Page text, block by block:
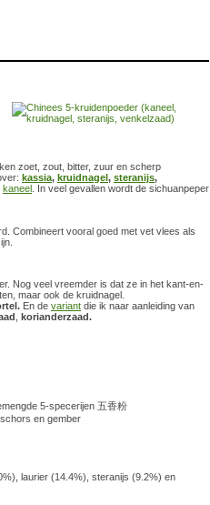
zoet, zout, bitter, zuur en scherp
kassia, kruidnagel, steranijs,
kaneel . In veel gevallen wordt de sichuanpeper
Combineert vooral goed met vet vlees als
Nog veel vreemder is dat ze in het kant-en-
maar ook de kruidnagel.
En de variant die ik naar aanleiding van
korianderzaad.
5-specerijen 五香粉
en gember
laurier (14.4%), steranijs (9.2%) en